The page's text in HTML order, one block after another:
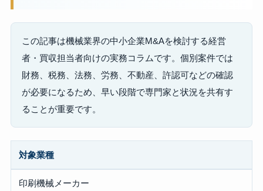
この記事は機械業界の中小企業M&Aを検討する経営
者・買収担当者向けの実務コラムです。個別案件では
財務、税務、法務、労務、不動産、許認可などの確認
が必要になるため、早い段階で専門家と状況を共有す
ることが重要です。
対象業種
印刷機械メーカー